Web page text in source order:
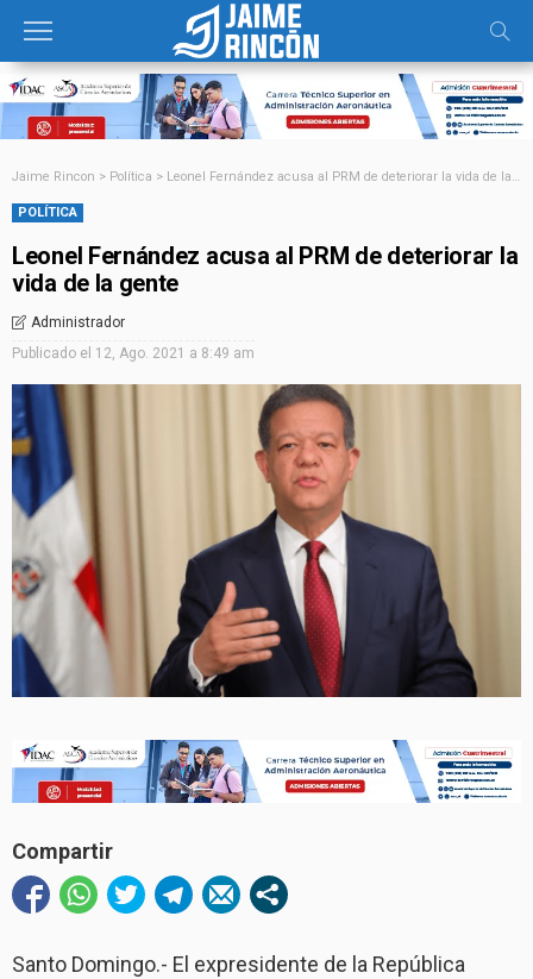
Jaime Rincon > Política > Leonel Fernández acusa al PRM de deteriorar la vida de la gente
POLÍTICA
Leonel Fernández acusa al PRM de deteriorar la
vida de la gente
Administrador
Publicado el 12, Ago. 2021 a 8:49 am
Compartir
Santo Domingo.- El expresidente de la República